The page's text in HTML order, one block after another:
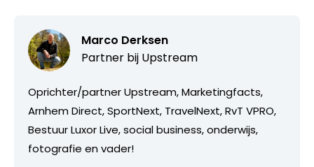
Marco Derksen
Partner bij Upstream
Oprichter/partner Upstream, Marketingfacts,
Arnhem Direct, SportNext, TravelNext, RvT VPRO,
Bestuur Luxor Live, social business, onderwijs,
fotografie en vader!